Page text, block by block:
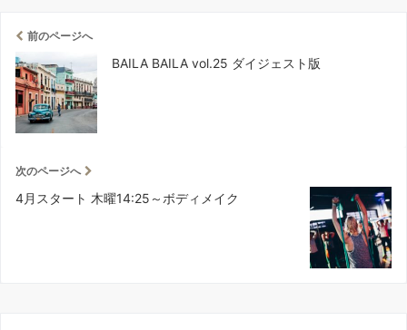
前のページへ
BAILA BAILA vol.25 ダイジェスト版
次のページへ
4月スタート 木曜14:25～ボディメイク